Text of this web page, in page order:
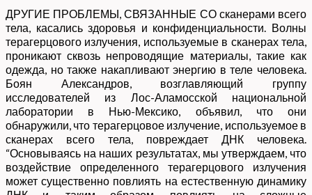
ДРУГИЕ ПРОБЛЕМЫ, СВЯЗАННЫЕ СО сканерами всего
тела, касались здоровья и конфиденциальности. Волны
терагерцового излучения, используемые в сканерах тела,
проникают сквозь непроводящие материалы, такие как
одежда, но также накапливают энергию в теле человека.
Боян Александров, возглавляющий группу
исследователей из Лос-Аламосской национальной
лаборатории в Нью-Мексико, объявил, что они
обнаружили, что терагерцовое излучение, используемое в
сканерах всего тела, повреждает ДНК человека.
“Основываясь на наших результатах, мы утверждаем, что
воздействие определенного терагерцового излучения
может существенно повлиять на естественную динамику